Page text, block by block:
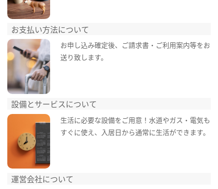
お支払い方法について
お申し込み確定後、ご請求書・ご利用案内等をお
送り致します。
設備とサービスについて
生活に必要な設備をご用意！水道やガス・電気も
すぐに使え、入居日から通常に生活ができます。
運営会社について